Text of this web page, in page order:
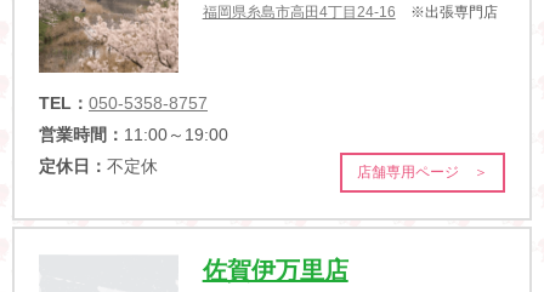
福岡県糸島市高田4丁目24-16 ※出張専門店
TEL： 050-5358-8757
営業時間： 11:00～19:00
定休日： 不定休 店舗専用ページ ＞
佐賀伊万里店